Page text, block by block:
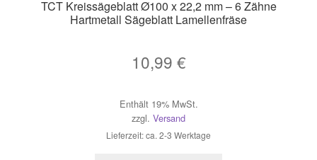
TCT Kreissägeblatt Ø100 x 22,2 mm – 6 Zähne
Hartmetall Sägeblatt Lamellenfräse
10,99 €
Enthält 19% MwSt.
zzgl. Versand
Lieferzeit: ca. 2-3 Werktage